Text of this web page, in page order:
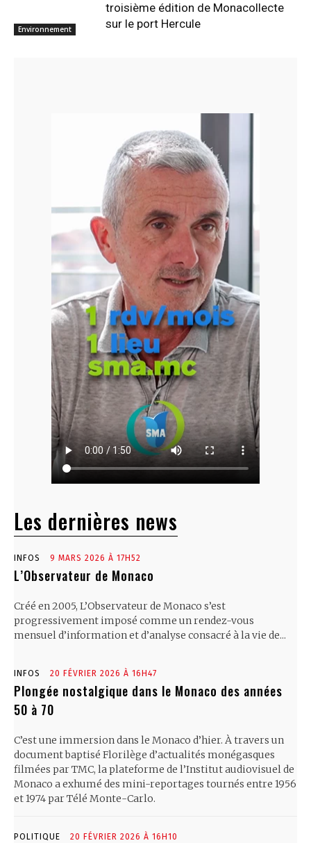
Environnement
troisième édition de Monacollecte
sur le port Hercule
Les dernières news
INFOS 9 MARS 2026 À 17H52
L’Observateur de Monaco
Créé en 2005, L’Observateur de Monaco s’est
progressivement imposé comme un rendez-vous
mensuel d’information et d’analyse consacré à la vie de...
INFOS 20 FÉVRIER 2026 À 16H47
Plongée nostalgique dans le Monaco des années
50 à 70
C’est une immersion dans le Monaco d’hier. À travers un
document baptisé Florilège d’actualités monégasques
filmées par TMC, la plateforme de l’Institut audiovisuel de
Monaco a exhumé des mini-reportages tournés entre 1956
et 1974 par Télé Monte-Carlo.
POLITIQUE 20 FÉVRIER 2026 À 16H10